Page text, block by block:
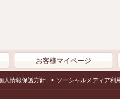
お客様マイページ
人情報保護方針 ソーシャルメディア利